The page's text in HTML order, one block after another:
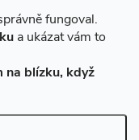
fungoval.
a ukázat vám to
na blízku, když